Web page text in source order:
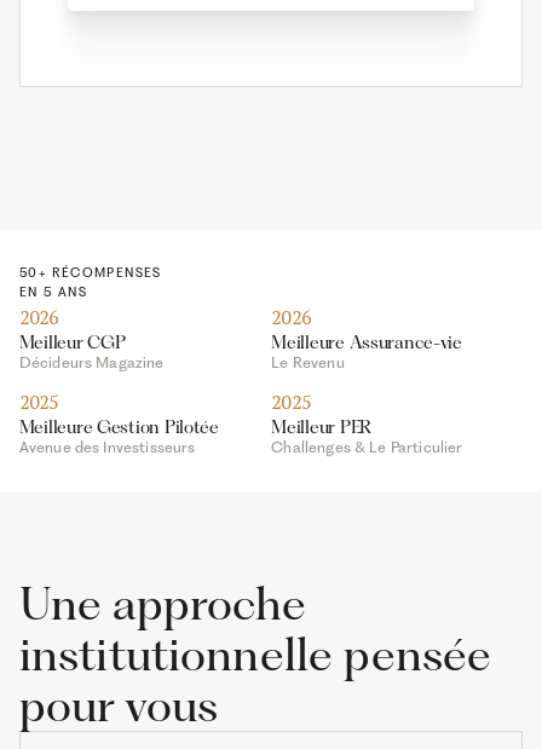
50+ RÉCOMPENSES
EN 5 ANS
2026
Meilleur CGP
Décideurs Magazine
2026
Meilleure Assurance-vie
Le Revenu
2025
Meilleure Gestion Pilotée
Avenue des Investisseurs
2025
Meilleur PER
Challenges & Le Particulier
Une approche
institutionnelle pensée
pour vous